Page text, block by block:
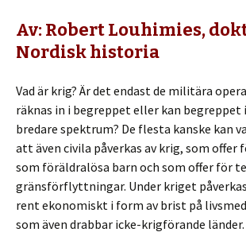
Av: Robert Louhimies,
Nordisk historia
Vad är krig? Är det endast de militära
räknas in i begreppet eller kan
bredare spektrum? De flesta kanske kan
att även civila påverkas av krig, som offer
som föräldralösa barn och som offer för
gränsförflyttningar. Under kriget
rent ekonomiskt i form av brist på
som även drabbar icke-krigförande